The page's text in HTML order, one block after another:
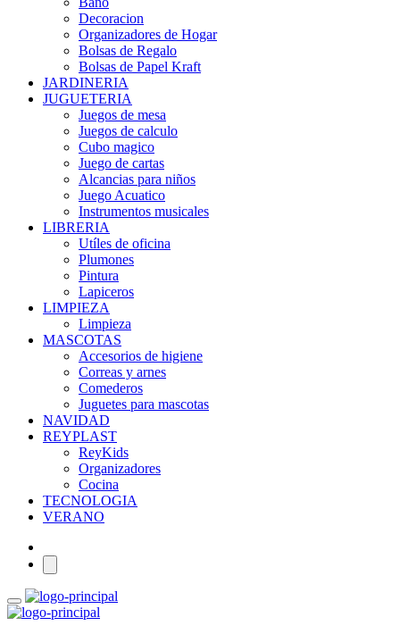
Decoracion
Organizadores de Hogar
Bolsas de Regalo
Bolsas de Papel Kraft
JARDINERIA
JUGUETERIA
Juegos de mesa
Juegos de calculo
Cubo magico
Juego de cartas
Alcancias para niños
Juego Acuatico
Instrumentos musicales
LIBRERIA
Utíles de oficina
Plumones
Pintura
Lapiceros
LIMPIEZA
Limpieza
MASCOTAS
Accesorios de higiene
Correas y arnes
Comederos
Juguetes para mascotas
NAVIDAD
REYPLAST
ReyKids
Organizadores
Cocina
TECNOLOGIA
VERANO